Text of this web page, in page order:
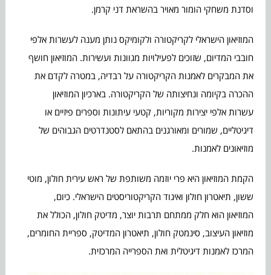
וסדנת משחקי הומור מאויר בהשראת דני קרמן.
המוזיאון הישראלי לקריקטורה ולקומיקס נותן מענה לעשרות אלפי
חובבי המדיום, שזוכים לפעילויות מגוונות ועשירות. המוזיאון חושף
את המבקרים לאמנות הקריקטורה על רבדיה, במטרה לקדם את
ההכרה בקיומה ונחיצותה של הקריקטורה. בארכיון המוזיאון
עשרות אלפי יצירות מקוריות, קטעי עיתונות וספרים פיזיים או
דיגיטליים, שמורים ומאורגנים בהתאם לסטנדרטים הגבוהים של
מוזיאונים לאמנות.
הקמת המוזיאון היא פרי יוזמה משותפת של ראש עירית חולון, מוטי
ששון, תיאטרון חולון ואיגוד הקריקטוריסטים הישראלי. כיום,
המוזיאון הוא חלק ממתחם תרבות יוצר, מדיטק חולון, הכולל את
מוזיאון העיצוב, סינמטק חולון, תיאטרון המדיטק, ספריית החומרים,
המרכז לאמנות דיגיטלית ואת הספרייה המרכזית.